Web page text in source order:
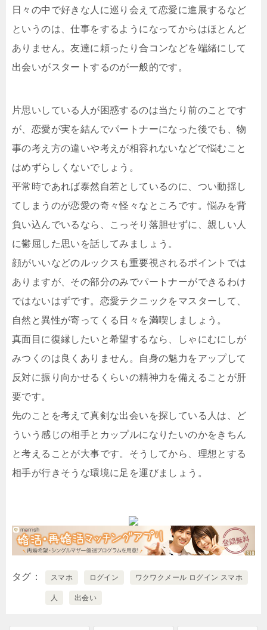
日々の中で好きな人に巡り会えて恋愛に進展するなど
というのは、仕事をするようになってからはほとんど
ありません。友達に頼ったり合コンなどを端緒にして
出会いがスタートするのが一般的です。
片思いしている人が困惑するのは当たり前のことです
が、恋愛が実を結んでパートナーになった後でも、物
事の考え方の違いや考えが相容れないなどで悩むこと
はめずらしくないでしょう。
平常時であれば泰然自若としているのに、つい動揺し
てしまうのが恋愛の奇々怪々なところです。悩みを背
負い込んでいるなら、こっそり落胆せずに、親しい人
に鬱屈した思いを話してみましょう。
顔がいいなどのルックスも重要視されるポイントでは
ありますが、その部分のみでパートナーができるわけ
ではないはずです。恋愛テクニックをマスターして、
自然と異性が寄ってくる日々を満喫しましょう。
真面目に復縁したいと希望するなら、しゃにむにしが
みつくのは良くありません。自身の魅力をアップして
反対に振り向かせるくらいの精神力を備えることが肝
要です。
先のことを考えて真剣な出会いを探している人は、ど
ういう感じの相手とカップルになりたいのかをきちん
と考えることが大事です。そうしてから、理想とする
相手が行きそうな環境に足を運びましょう。
タグ スマホ ログイン ワクワクメール ログイン スマホ
人 出会い